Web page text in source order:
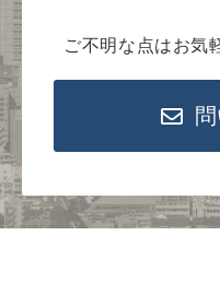
ご不明な点はお気